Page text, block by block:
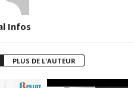
Infos
PLUS DE L'AUTEUR